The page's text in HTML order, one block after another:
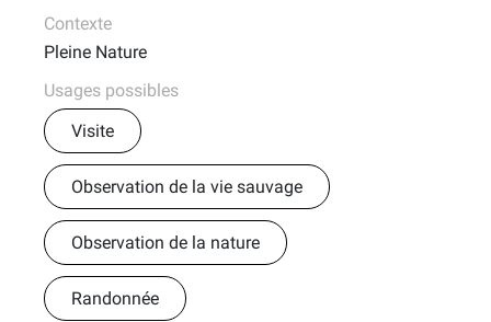
Contexte
Pleine Nature
Usages possibles
Visite
Observation de la vie sauvage
Observation de la nature
Randonnée